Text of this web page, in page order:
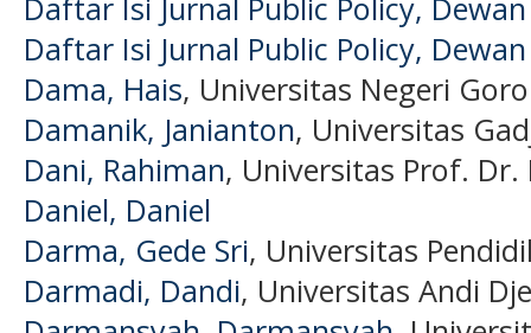
Daftar Isi Jurnal Public Policy,
Daftar Isi Jurnal Public Policy,
Dama, Hais, Universitas Negeri
Damanik, Janianton, Universitas
Dani, Rahiman, Universitas Prof. Dr.
Daniel, Daniel
Darma, Gede Sri, Universitas
Darmadi, Dandi, Universitas Andi